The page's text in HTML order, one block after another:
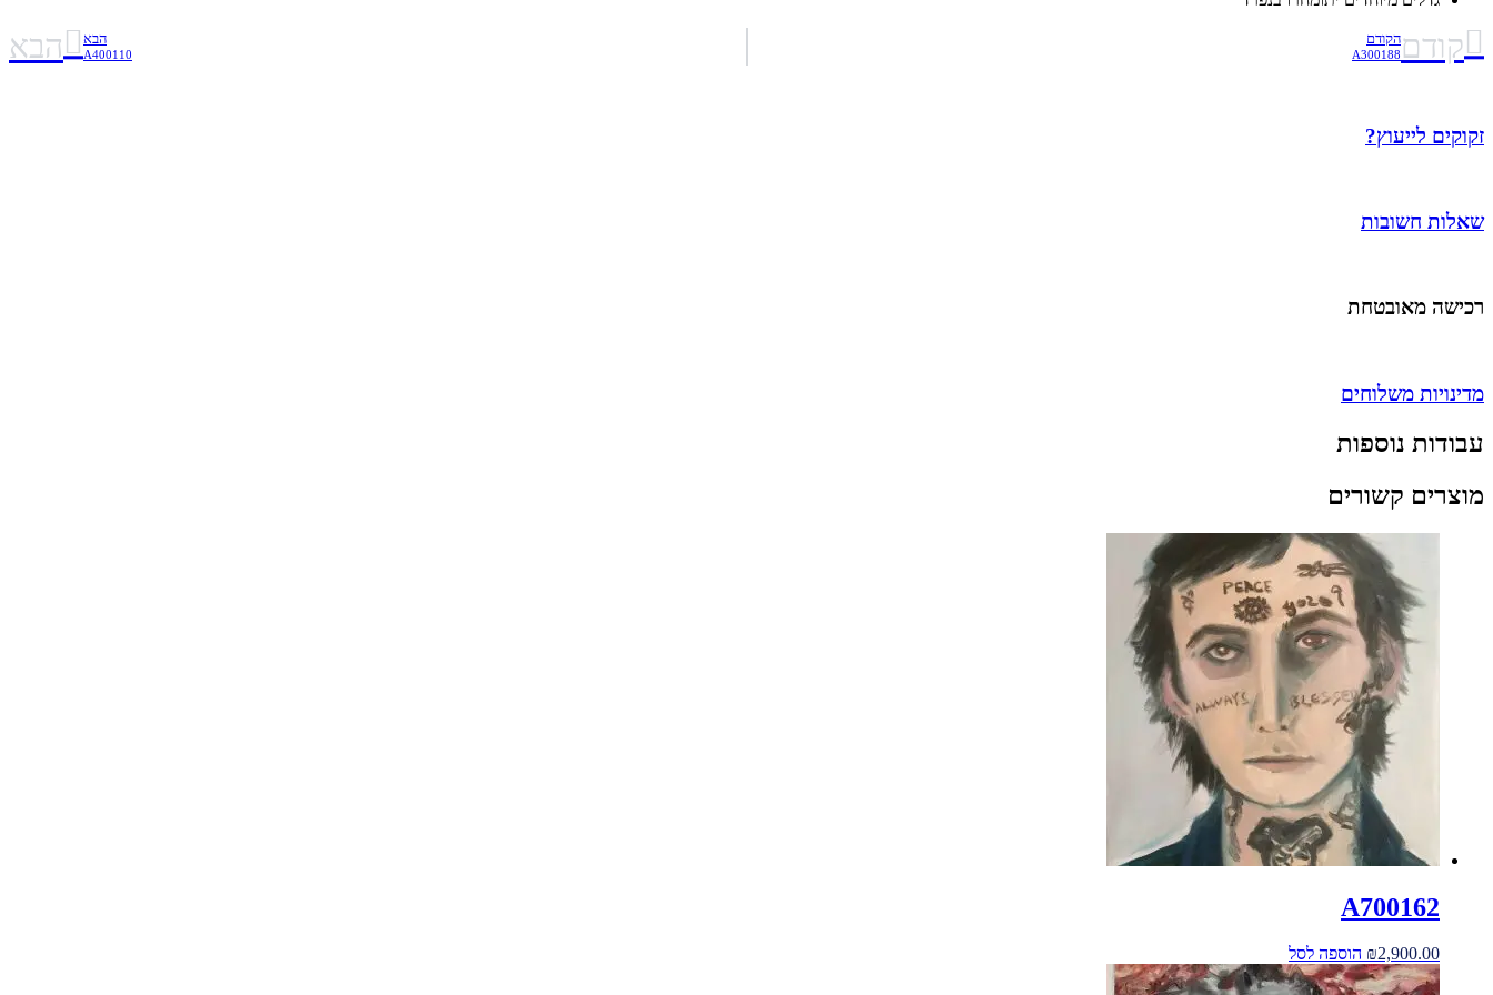
קודםהקודם
A300188
הבא
A400110 הבא
זקוקים לייעוץ?
שאלות חשובות
רכישה מאובטחת
מדינויות משלוחים
עבודות נוספות
מוצרים קשורים
A700162
₪2,900.00 הוספה לסל